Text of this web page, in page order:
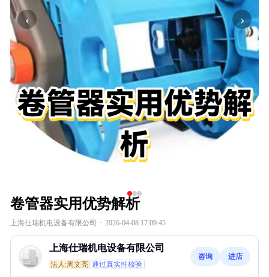
‹ ›
卷管器实用优势解析
上海仕瑞机电设备有限公司 · 2026-04-08 17:09:45
上海仕瑞机电设备有限公司
法人:周文亮 通过真实性核验
咨询 进店